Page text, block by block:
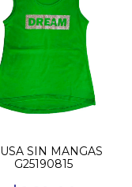
SIN MANGAS
G25190815